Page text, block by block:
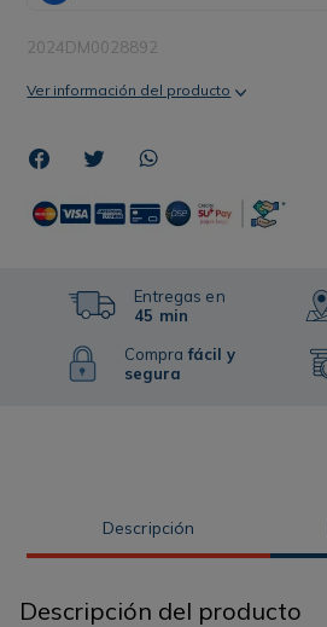
2024DM0028892
Ver información del producto
Entregas en
45 min
Comprafácil y
segura
Descripción
Descripción del producto